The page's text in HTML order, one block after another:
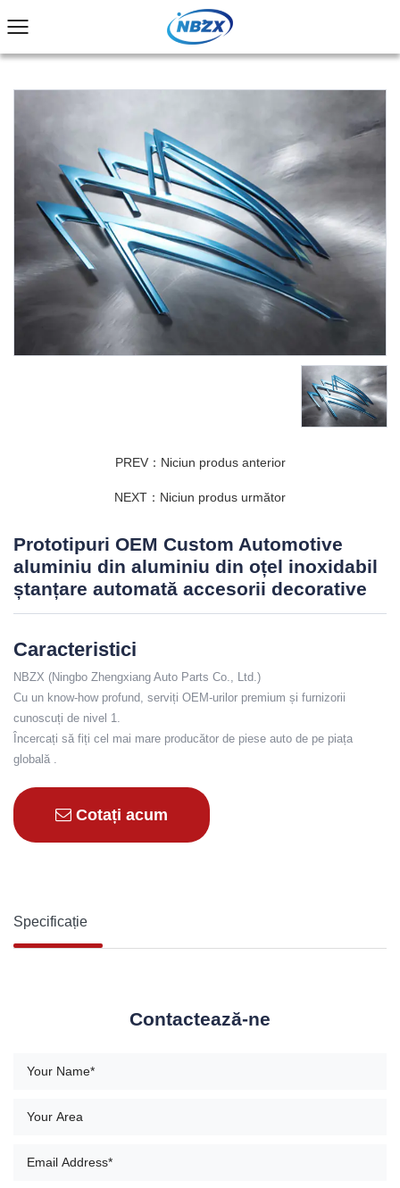
PREV：Niciun produs anterior
NEXT：Niciun produs următor
Prototipuri OEM Custom Automotive
aluminiu din aluminiu din oțel inoxidabil
ștanțare automată accesorii decorative
Caracteristici
NBZX (Ningbo Zhengxiang Auto Parts Co., Ltd.)
Cu un know-how profund, serviți OEM-urilor premium și furnizorii
cunoscuți de nivel 1.
Încercați să fiți cel mai mare producător de piese auto de pe piața
globală .
Cotați acum
Specificație
Contactează-ne